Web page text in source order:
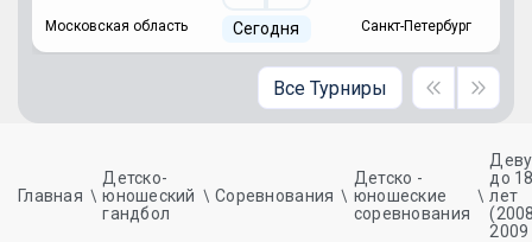
Московская область Сегодня Санкт-Петербург
Все Турниры
Главная
Детско-
юношеский
гандбол
Соревнования
Детско -
юношеские
соревнования
до
лет
2009